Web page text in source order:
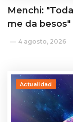
Menchi:
me da besos"
4 agosto, 2026
Actualidad